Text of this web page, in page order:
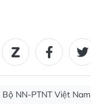
Bộ NN-PTNT Việt Nam